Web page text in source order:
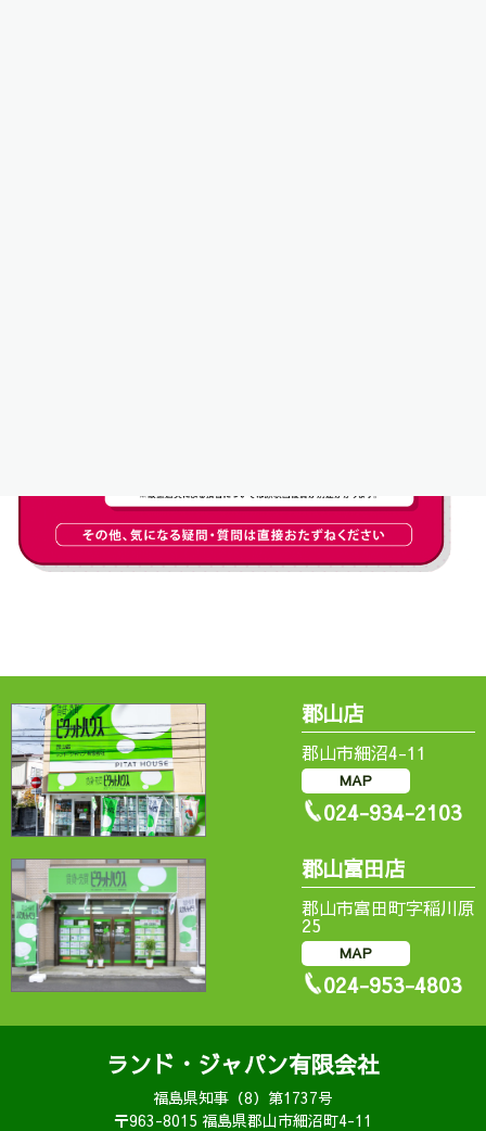
郡山店
郡山市細沼4-11
MAP
024-934-2103
郡山富田店
郡山市富田町字稲川原
25
MAP
024-953-4803
ランド・ジャパン有限会社
福島県知事（8）第1737号
〒963-8015 福島県郡山市細沼町4-11